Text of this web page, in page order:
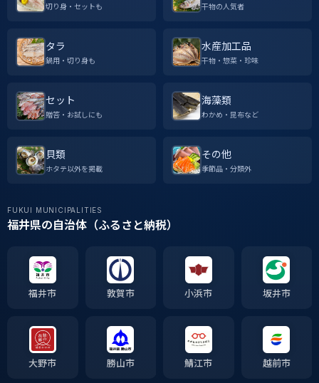
切り身・セットも 干物の人気者
タラ
鍋用・切り身も
水産加工品
干物・惣菜・珍味
セット
贈答・お試しにも
海藻類
わかめ・昆布など
貝類
ホタテ以外を掲載
その他
季節品・分類外
FUKUI MUNICIPALITIES
福井県の自治体（ふるさと納税）
福井市 敦賀市 小浜市 坂井市
大野市 勝山市 鯖江市 越前市